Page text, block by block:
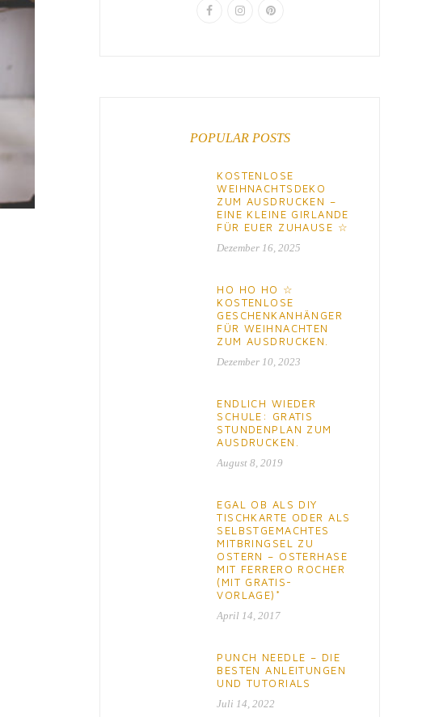
POPULAR POSTS
KOSTENLOSE
WEIHNACHTSDEKO
ZUM AUSDRUCKEN –
EINE KLEINE GIRLANDE
FÜR EUER ZUHAUSE ☆
Dezember 16, 2025
HO HO HO ☆
KOSTENLOSE
GESCHENKANHÄNGER
FÜR WEIHNACHTEN
ZUM AUSDRUCKEN.
Dezember 10, 2023
ENDLICH WIEDER
SCHULE: GRATIS
STUNDENPLAN ZUM
AUSDRUCKEN.
August 8, 2019
EGAL OB ALS DIY
TISCHKARTE ODER ALS
SELBSTGEMACHTES
MITBRINGSEL ZU
OSTERN – OSTERHASE
MIT FERRERO ROCHER
(MIT GRATIS-
VORLAGE)*
April 14, 2017
PUNCH NEEDLE – DIE
BESTEN ANLEITUNGEN
UND TUTORIALS
Juli 14, 2022